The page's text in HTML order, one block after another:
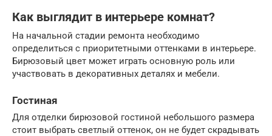
Как выглядит в интерьере комнат?
На начальной стадии ремонта необходимо
определиться с приоритетными оттенками в интерьере.
Бирюзовый цвет может играть основную роль или
участвовать в декоративных деталях и мебели.
Гостиная
Для отделки бирюзовой гостиной небольшого размера
стоит выбрать светлый оттенок, он не будет скрадывать